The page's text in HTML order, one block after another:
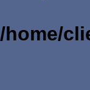
/home/